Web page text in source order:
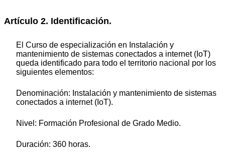
Artículo 2. Identificación.
El Curso de especialización en Instalación y
mantenimiento de sistemas conectados a internet (IoT)
queda identificado para todo el territorio nacional por los
siguientes elementos:
Denominación: Instalación y mantenimiento de sistemas
conectados a internet (IoT).
Nivel: Formación Profesional de Grado Medio.
Duración: 360 horas.